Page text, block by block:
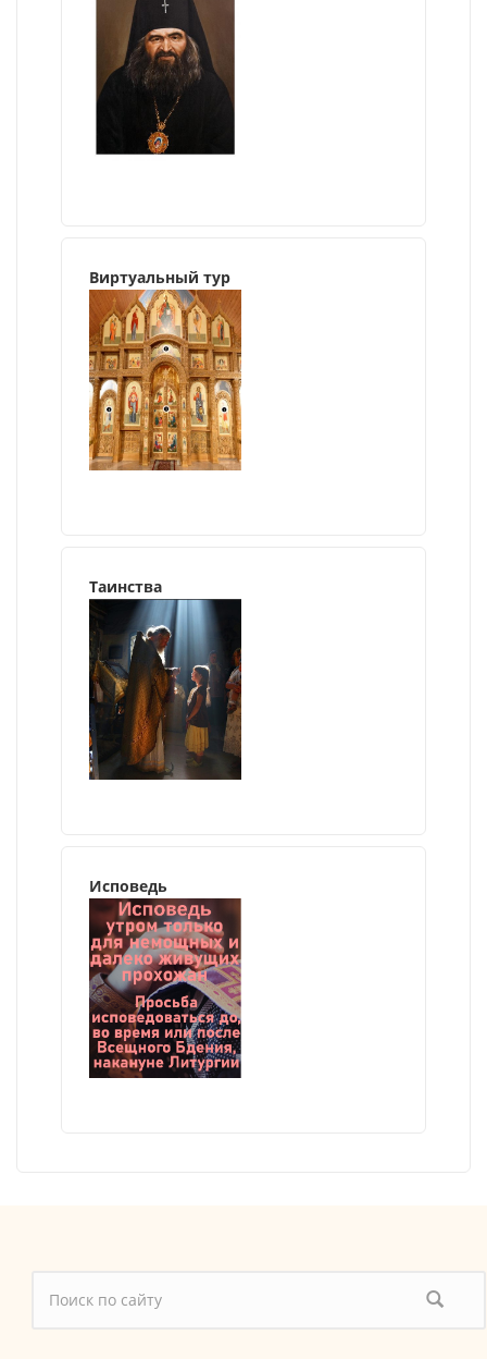
Виртуальный тур
Таинства
Исповедь
Форма поиска